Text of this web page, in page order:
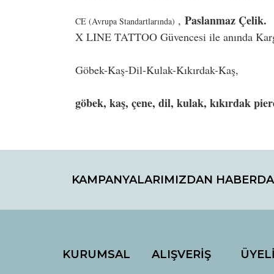
CE (Avrupa Standartlarında) , Paslanmaz Çelik.
X LINE TATTOO Güvencesi ile anında
Göbek-Kaş-Dil-Kulak-Kıkırdak-Kaş,
göbek, kaş, çene, dil, kulak, kıkırdak
Görüş ve önerileriniz için teşekkür ederiz.
Ürün resmi kalitesiz, bozuk veya
Bu ürüne benzer farklı alternatifler olmalı.
KAMPANYALARIMIZDAN
KURUMSAL ALIŞVERİŞ